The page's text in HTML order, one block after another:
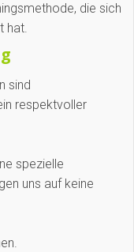
die sich
hat.
sind
respektvoller
spezielle
uns auf keine